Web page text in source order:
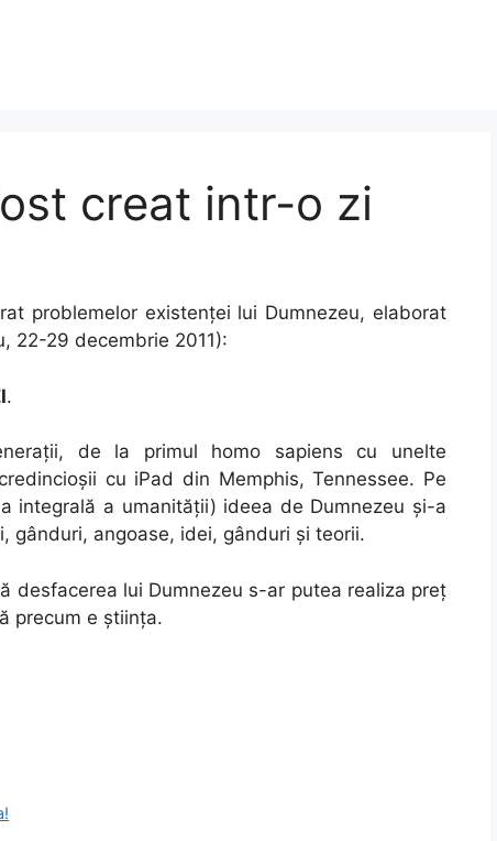
creat intr-o zi
problemelor existenței lui Dumnezeu, elaborat
22-29 decembrie 2011):
.
de la primul homo sapiens cu unelte
cu iPad din Memphis, Tennessee. Pe
integrală a umanității) ideea de Dumnezeu și-a
gânduri, angoase, idei, gânduri și teorii.
desfacerea lui Dumnezeu s-ar putea realiza preț
precum e știința.